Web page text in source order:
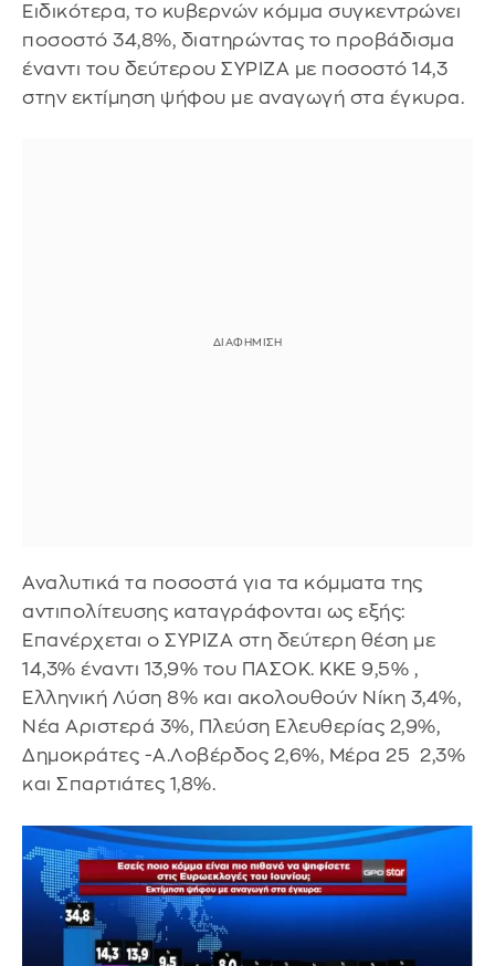
Ειδικότερα, το κυβερνών κόμμα συγκεντρώνει
ποσοστό 34,8%, διατηρώντας το προβάδισμα
έναντι του δεύτερου ΣΥΡΙΖΑ με ποσοστό 14,3
στην εκτίμηση ψήφου με αναγωγή στα έγκυρα.
Αναλυτικά τα ποσοστά για τα κόμματα της
αντιπολίτευσης καταγράφονται ως εξής:
Επανέρχεται ο ΣΥΡΙΖΑ στη δεύτερη θέση με
14,3% έναντι 13,9% του ΠΑΣΟΚ. ΚΚΕ 9,5% ,
Ελληνική Λύση 8% και ακολουθούν Νίκη 3,4%,
Νέα Αριστερά 3%, Πλεύση Ελευθερίας 2,9%,
Δημοκράτες -Α.Λοβέρδος 2,6%, Μέρα 25 2,3%
και Σπαρτιάτες 1,8%.